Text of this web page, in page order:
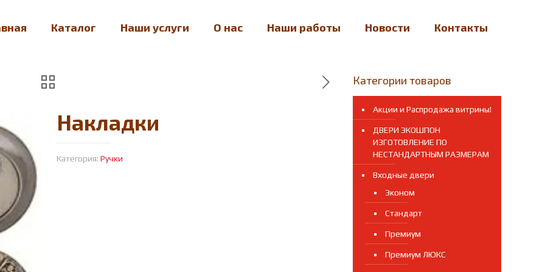
Каталог Наши услуги О нас Наши работы Новости Контакты
Накладки
Категория:Ручки
Категории товаров
Акции и Распродажа витрины!
ДВЕРИ ЭКОШПОН
ИЗГОТОВЛЕНИЕ ПО
НЕСТАНДАРТНЫМ РАЗМЕРАМ
Входные двери
Эконом
Стандарт
Премиум
Премиум ЛЮКС